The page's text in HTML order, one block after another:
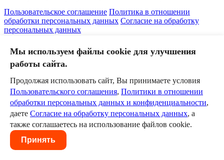
Пользовательское соглашение Политика в отношении
обработки персональных данных Согласие на обработку
персональных данных
Мы используем файлы cookie для улучшения
работы сайта.
Продолжая использовать сайт, Вы принимаете условия
Пользовательского соглашения, Политики в отношении
обработки персональных данных и конфиденциальности,
даете Согласие на обработку персональных данных, а
также соглашаетесь на использование файлов cookie.
Принять